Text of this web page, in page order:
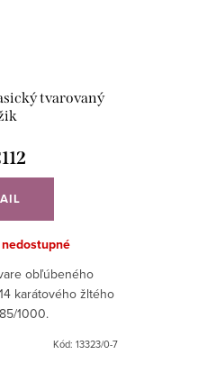
tvarovaný
obľúbeného
karátového žltého
1000.
Kód: 13323/0-7